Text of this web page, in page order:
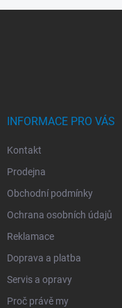
INFORMACE PRO VÁS
Kontakt
Prodejna
Obchodní podmínky
Ochrana osobních údajů
Reklamace
Doprava a platba
Servis a opravy
Proč právě my